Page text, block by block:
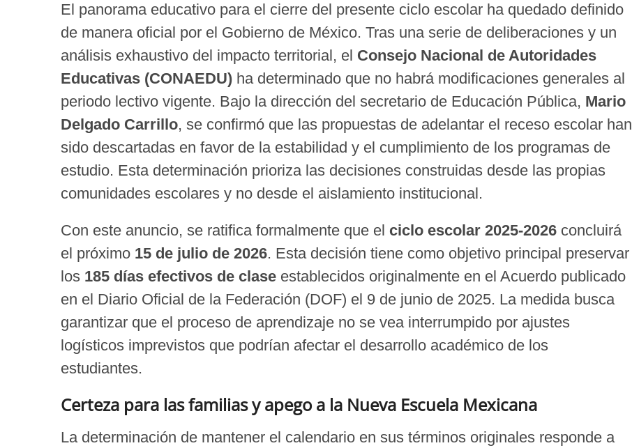
El panorama educativo para el cierre del presente ciclo escolar ha quedado definido
de manera oficial por el Gobierno de México. Tras una serie de deliberaciones y un
análisis exhaustivo del impacto territorial, el Consejo Nacional de Autoridades
Educativas (CONAEDU) ha determinado que no habrá modificaciones generales al
periodo lectivo vigente. Bajo la dirección del secretario de Educación Pública, Mario
Delgado Carrillo, se confirmó que las propuestas de adelantar el receso escolar han
sido descartadas en favor de la estabilidad y el cumplimiento de los programas de
estudio. Esta determinación prioriza las decisiones construidas desde las propias
comunidades escolares y no desde el aislamiento institucional.
Con este anuncio, se ratifica formalmente que el ciclo escolar 2025-2026 concluirá
el próximo 15 de julio de 2026. Esta decisión tiene como objetivo principal preservar
los 185 días efectivos de clase establecidos originalmente en el Acuerdo publicado
en el Diario Oficial de la Federación (DOF) el 9 de junio de 2025. La medida busca
garantizar que el proceso de aprendizaje no se vea interrumpido por ajustes
logísticos imprevistos que podrían afectar el desarrollo académico de los
estudiantes.
Certeza para las familias y apego a la Nueva Escuela Mexicana
La determinación de mantener el calendario en sus términos originales responde a